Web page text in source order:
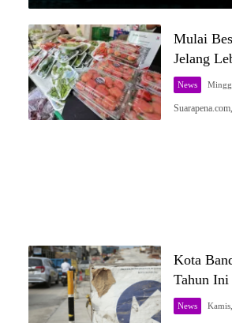
Mulai
Jelang
News
Kota
Tahun Ini
News